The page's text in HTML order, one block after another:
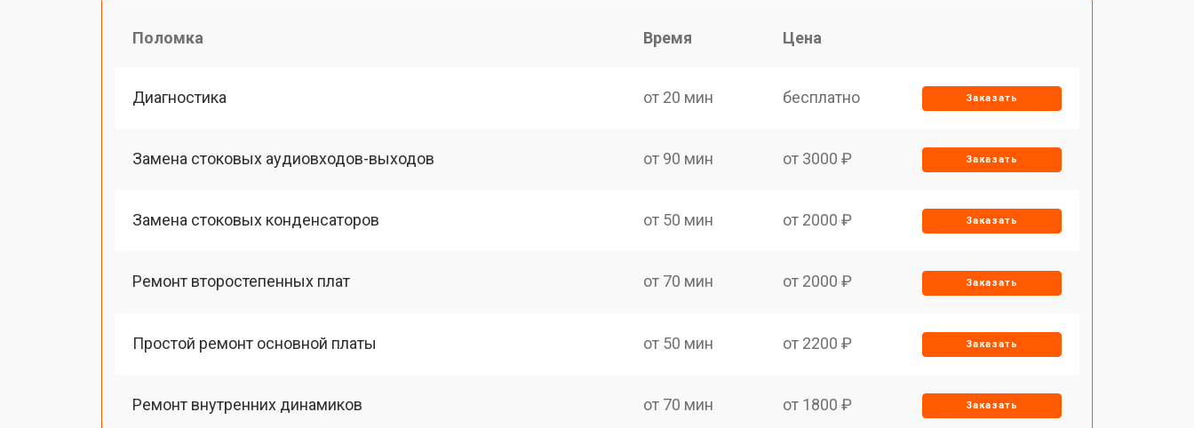
Поломка Время Цена
Диагностика от 20 мин бесплатно Заказать
Замена стоковых аудиовходов-выходов от 90 мин от 3000 ₽ Заказать
Замена стоковых конденсаторов от 50 мин от 2000 ₽ Заказать
Ремонт второстепенных плат от 70 мин от 2000 ₽ Заказать
Простой ремонт основной платы от 50 мин от 2200 ₽ Заказать
Ремонт внутренних динамиков от 70 мин от 1800 ₽ Заказать